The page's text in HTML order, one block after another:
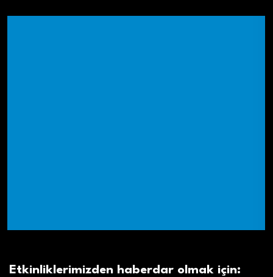
Etkinliklerimizden haberdar olmak için: